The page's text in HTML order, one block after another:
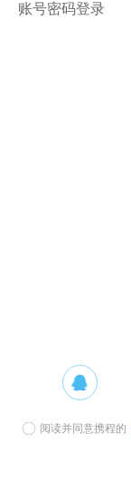
账号密码登录
阅读并同意携程的